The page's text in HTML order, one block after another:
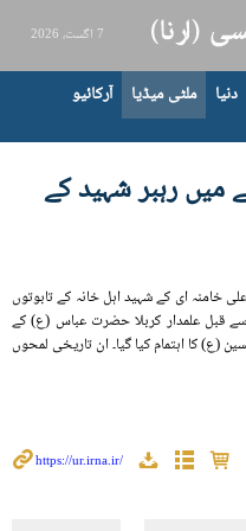
7 اگست، 2026
دنیا ملٹی میڈیا آرکائیو
رہبر شہید کے
خامنہ ای کے شہید اہل خانہ کے تابوتوں
قبل علمدار کربلا حضرت عباس (ع) کے
کا اہتمام کیا گیا۔ ان تاریخی لمحوں